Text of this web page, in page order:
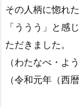
その人柄に惚れ
「ううう」と感
ただきました。
（わたなべ・よう
（令和元年（西